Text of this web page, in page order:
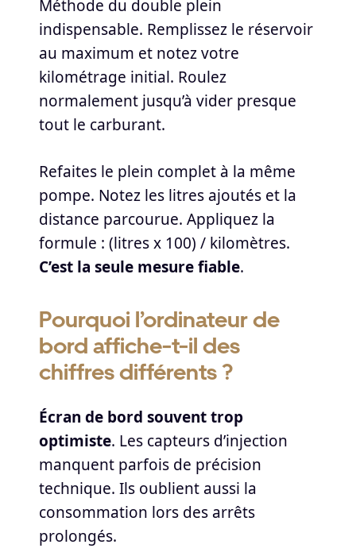
Méthode du double plein
indispensable. Remplissez le réservoir
au maximum et notez votre
kilométrage initial. Roulez
normalement jusqu’à vider presque
tout le carburant.
Refaites le plein complet à la même
pompe. Notez les litres ajoutés et la
distance parcourue. Appliquez la
formule : (litres x 100) / kilomètres.
C’est la seule mesure fiable.
Pourquoi l’ordinateur de
bord affiche-t-il des
chiffres différents ?
Écran de bord souvent trop
optimiste. Les capteurs d’injection
manquent parfois de précision
technique. Ils oublient aussi la
consommation lors des arrêts
prolongés.